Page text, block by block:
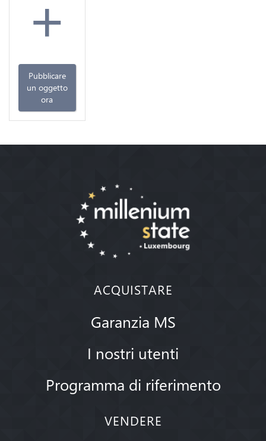
Pubblicare
un oggetto
ora
ACQUISTARE
Garanzia MS
I nostri utenti
Programma di riferimento
VENDERE